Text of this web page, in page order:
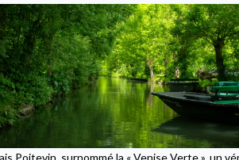
Poitevin, surnommé la « Venise Verte », un